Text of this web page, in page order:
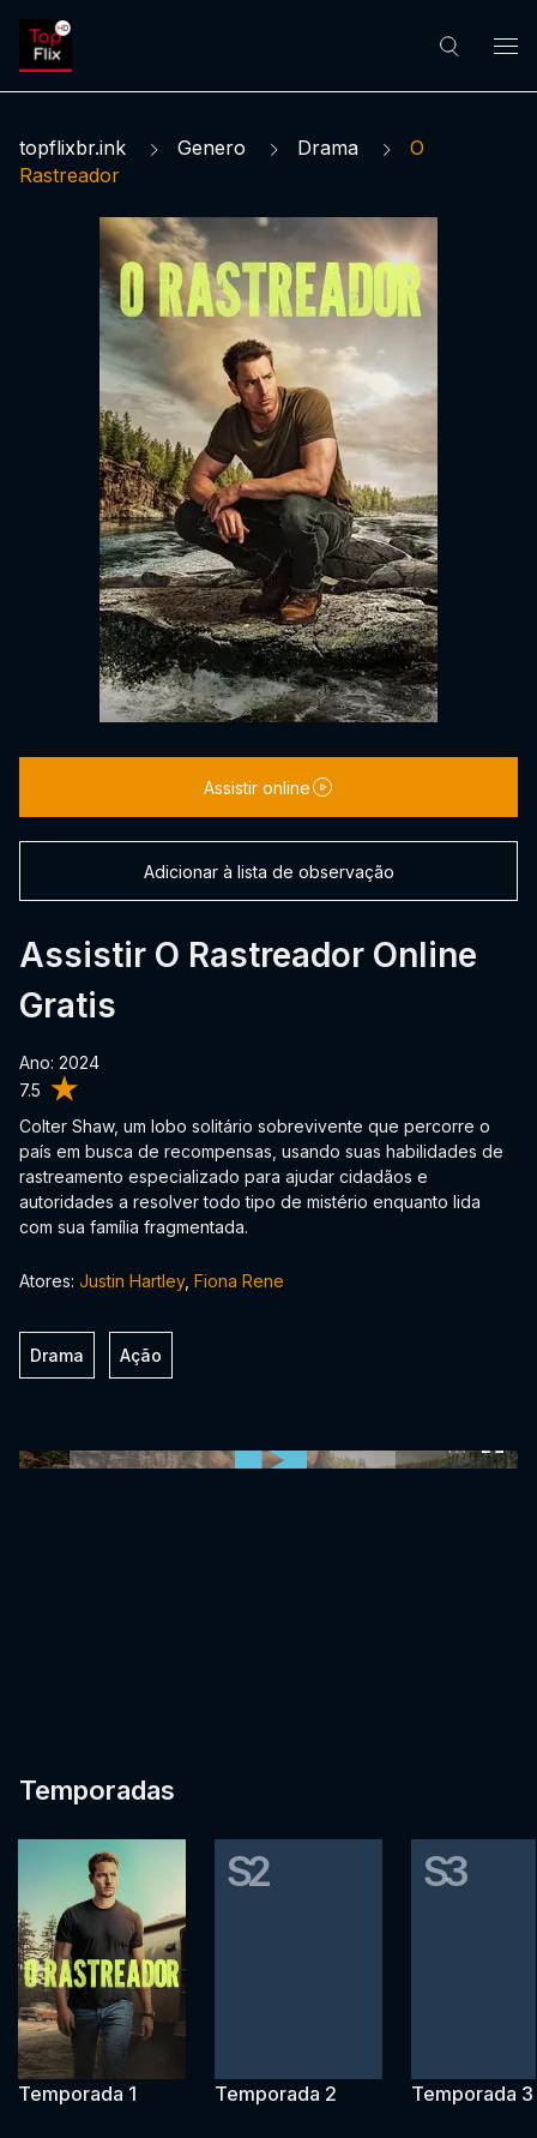
topflixbr.ink Genero Drama
O
Rastreador
7.5
Assistir O Rastreador Online
Gratis
Ano: 2024
Colter Shaw, um lobo solitário sobrevivente que percorre o
país em busca de recompensas, usando suas habilidades de
rastreamento especializado para ajudar cidadãos e
autoridades a resolver todo tipo de mistério enquanto lida
com sua família fragmentada.
Assistir online
Adicionar à lista de observação
Atores: Justin Hartley, Fiona Rene
Drama Ação
Temporadas
Temporada 1
S2
Temporada 2
S3
Temporada 3